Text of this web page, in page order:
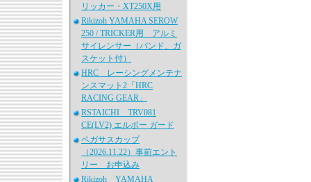
リッカー・XT250X用
Rikizoh YAMAHA SEROW
250 / TRICKER用 アルミ
サイレンサー（バンド、ガ
スケット付）
HRC レーシングメンテナ
ンスマット2「HRC
RACING GEAR」
RSTAICHI TRV081
CE(LV2) エルボー ガード
ペガサスカップ
（2026.11.22）事前エント
リー お申込み
Rikizoh YAMAHA